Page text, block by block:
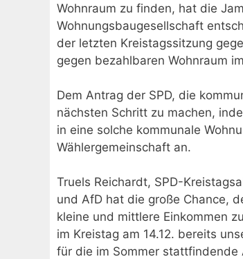
Wohnraum zu finden, hat die
Wohnungsbaugesellschaft
der letzten Kreistagssitzung
gegen bezahlbaren Wohnraum
Dem Antrag der SPD, die
nächsten Schritt zu machen,
in eine solche kommunale
Wählergemeinschaft an.
Truels Reichardt, SPD-
und AfD hat die große Chance,
kleine und mittlere Einkommen
im Kreistag am 14.12. bereits
für die im Sommer